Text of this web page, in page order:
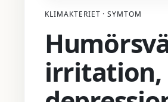
KLIMAKTERIET · SYMTOM
irritation,